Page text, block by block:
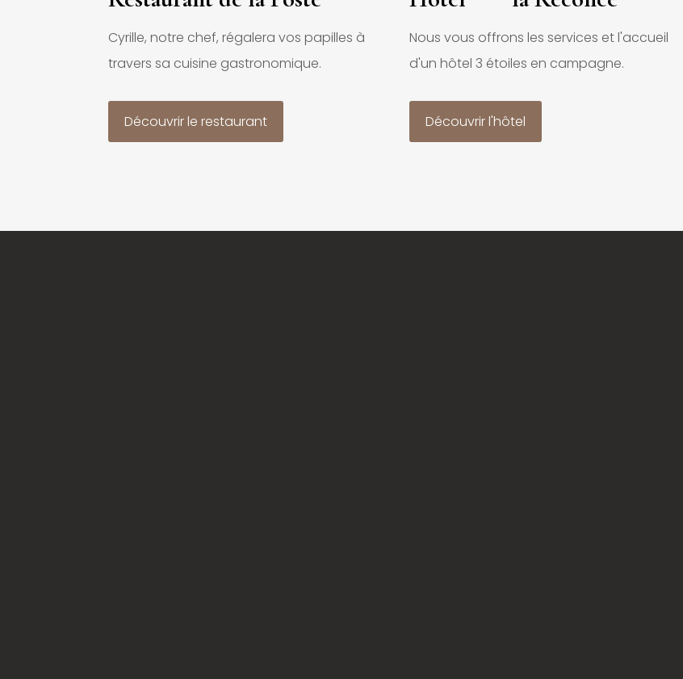
Cyrille, notre chef, régalera vos papilles à
travers sa cuisine gastronomique.
Découvrir le restaurant
Nous vous offrons les services et l'accueil
d'un hôtel 3 étoiles en campagne.
Découvrir l'hôtel